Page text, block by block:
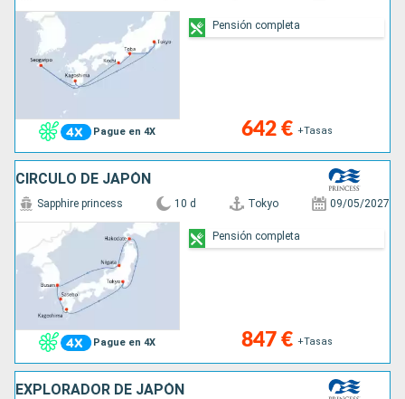
Pague en 4X 642 € +Tasas
Pensión completa
CÍRCULO DE JAPÓN
Pague en 4X
Sapphire princess 10 d Tokyo 09/05/2027
847 € +Tasas
Pensión completa
EXPLORADOR DE JAPÓN